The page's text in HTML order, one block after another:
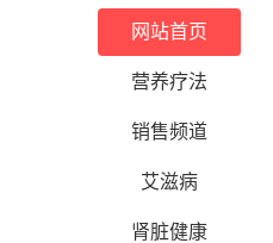
网站首页
营养疗法
销售频道
艾滋病
肾脏健康